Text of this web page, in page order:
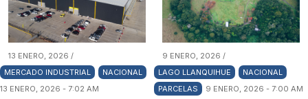
13 ENERO, 2026 /
MERCADO INDUSTRIAL
NACIONAL
13 ENERO, 2026 - 7:02 AM
9 ENERO, 2026 /
LAGO LLANQUIHUE
NACIONAL
PARCELAS
9 ENERO, 2026 - 7:00 AM